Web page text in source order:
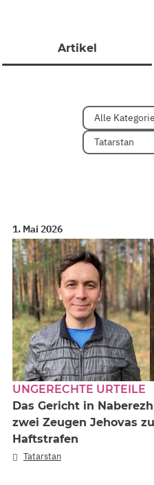
Artikel
Alle
Tatarstan
1. Mai 2026
UNGERECHTE URTEILE
Das Gericht in
zwei Zeugen Jehovas
Haftstrafen
Tatarstan